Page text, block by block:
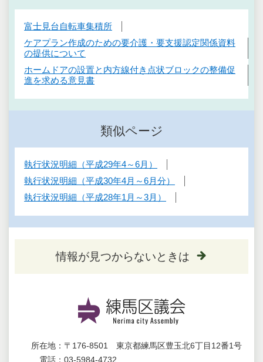
富士見台自転車集積所
ケアプラン作成のための要介護・要支援認定関係資料
の提供について
ホームドアの設置と内方線付き点状ブロックの整備促
進を求める意見書
類似ページ
執行状況明細（平成29年4～6月）
執行状況明細（平成30年4月～6月分）
執行状況明細（平成28年1月～3月）
情報が見つからないときは
所在地： 〒176-8501 東京都練馬区豊玉北6丁目12番1号
電話： 03-5984-4732